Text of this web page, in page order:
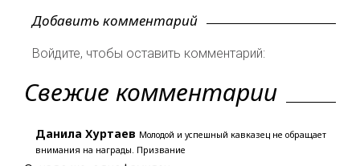
Добавить комментарий
Войдите, чтобы оставить комментарий:
Свежие комментарии
Данила Хуртаев Молодой и успешный кавказец не обращает
внимания на награды. Призвание